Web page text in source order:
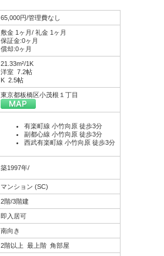
65,000円/管理費なし
敷金 1ヶ月/ 礼金 1ヶ月
保証金:0ヶ月
償却:0ヶ月
21.33m²/1K
洋室 7.2帖
K 2.5帖
東京都板橋区小茂根１丁目
有楽町線 小竹向原 徒歩3分
副都心線 小竹向原 徒歩3分
西武有楽町線 小竹向原 徒歩3分
築1997年/
マンション (SC)
2階/3階建
即入居可
南向き
2階以上 最上階 角部屋